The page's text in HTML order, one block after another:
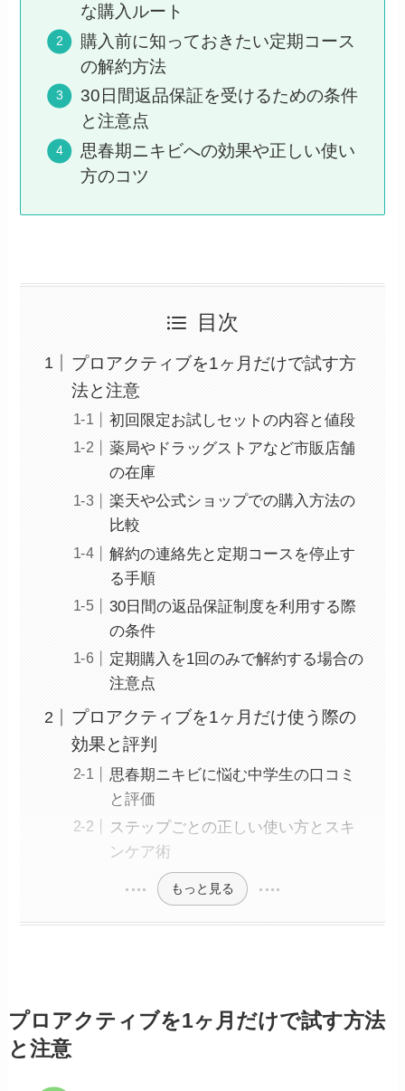
な購入ルート
購入前に知っておきたい定期コース
の解約方法
30日間返品保証を受けるための条件
と注意点
思春期ニキビへの効果や正しい使い
方のコツ
目次
プロアクティブを1ヶ月だけで試す方
法と注意
初回限定お試しセットの内容と値段
薬局やドラッグストアなど市販店舗
の在庫
楽天や公式ショップでの購入方法の
比較
解約の連絡先と定期コースを停止す
る手順
30日間の返品保証制度を利用する際
の条件
定期購入を1回のみで解約する場合の
注意点
プロアクティブを1ヶ月だけ使う際の
効果と評判
思春期ニキビに悩む中学生の口コミ
と評価
ステップごとの正しい使い方とスキ
ンケア術
もっと見る
プロアクティブを1ヶ月だけで試す方法
と注意